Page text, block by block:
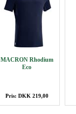
MACRON Rhodium
Eco
Pris: DKK 219,00